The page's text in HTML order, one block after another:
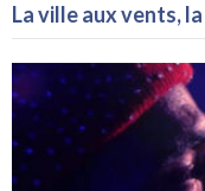
La ville aux vents,